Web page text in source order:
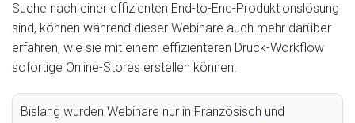
Suche nach einer effizienten End-to-End-Produktionslösung
sind, können während dieser Webinare auch mehr darüber
erfahren, wie sie mit einem effizienteren Druck-Workflow
sofortige Online-Stores erstellen können.
Bislang wurden Webinare nur in Französisch und